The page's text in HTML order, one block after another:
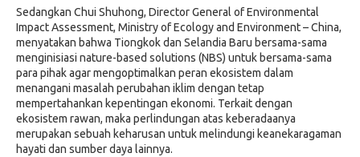
Sedangkan Chui Shuhong, Director General of Environmental
Impact Assessment, Ministry of Ecology and Environment – China,
menyatakan bahwa Tiongkok dan Selandia Baru bersama-sama
menginisiasi nature-based solutions (NBS) untuk bersama-sama
para pihak agar mengoptimalkan peran ekosistem dalam
menangani masalah perubahan iklim dengan tetap
mempertahankan kepentingan ekonomi. Terkait dengan
ekosistem rawan, maka perlindungan atas keberadaanya
merupakan sebuah keharusan untuk melindungi keanekaragaman
hayati dan sumber daya lainnya.